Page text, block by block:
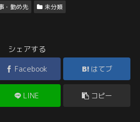
・勤め先
未分類
シェアする
Facebook はてブ
LINE コピー